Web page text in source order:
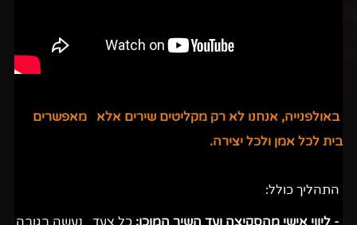
באולפנייה, אנחנו לא רק מקליטים שירים אלא מאפשרים
בית לכל אמן ולכל יצירה.
התהליך כולל:
- ליווי אישי מהסקיצה ועד השיר המוכן: כל צעד נעשה בגובה